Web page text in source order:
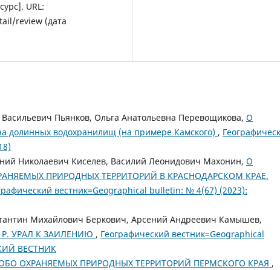
URL:
review (дата
Пьянков, Ольга Анатольевна Перевощикова, О
долинных водохранилищ (на примере Камского) ,
Николаевич Киселев, Василий Леонидович Махонин, О
ПРИРОДНЫХ ТЕРРИТОРИЙ В КРАСНОДАРСКОМ КРАЕ.
вестник=Geographical bulletin: № 4(67) (2023):
Михайлович Беркович, Арсений Андреевич Камышев,
УРАЛ К ЗАИЛЕНИЮ , Географический вестник=Geographical
ВЕСТНИК
ОХРАНЯЕМЫХ ПРИРОДНЫХ ТЕРРИТОРИЙ ПЕРМСКОГО КРАЯ ,